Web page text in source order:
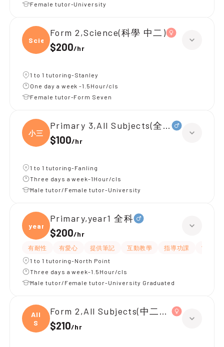
Female tutor-University
Scien
Form 2,Science(科學 中二)
$200/hr
1 to 1 tutoring-Stanley
One day a week -1.5Hour/cls
Female tutor-Form Seven
小三
Primary 3,All Subjects(全科，小三，D)
$100/hr
1 to 1 tutoring-Fanling
Three days a week-1Hour/cls
Male tutor/Female tutor-University
year1
Primary,year1 全科
$200/hr
有耐性 有愛心 提供筆記 互動教學 指導功課
1 to 1 tutoring-North Point
Three days a week-1.5Hour/cls
Male tutor/Female tutor-University Graduated
All
S
Form 2,All Subjects(中二全科)|Form
$210/hr